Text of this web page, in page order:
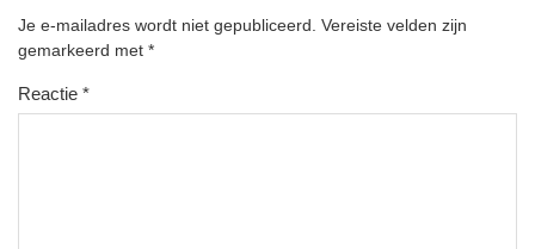
Je e-mailadres wordt niet gepubliceerd. Vereiste velden zijn
gemarkeerd met *
Reactie *